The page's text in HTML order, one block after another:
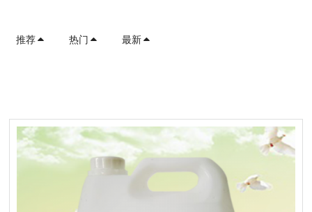
推荐 热门 最新